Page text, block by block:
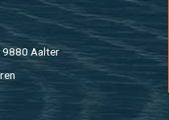
9880 Aal­ter